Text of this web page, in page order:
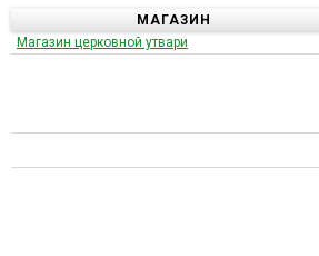
МАГАЗИН
Магазин церковной утвари